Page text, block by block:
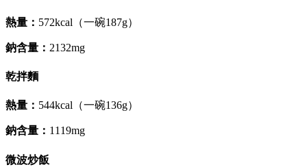
熱量： 572kcal（一碗187g）
鈉含量： 2132mg
乾拌麵
熱量： 544kcal（一碗136g）
鈉含量： 1119mg
微波炒飯